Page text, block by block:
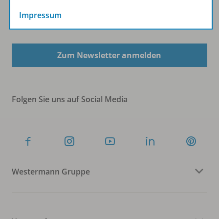
Sofort profitieren
Zum Newsletter anmelden
Folgen Sie uns auf Social Media
Westermann Gruppe
Impressum